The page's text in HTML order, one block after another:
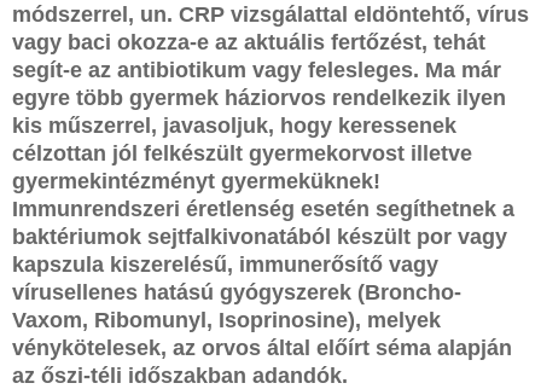
módszerrel, un. CRP vizsgálattal eldöntehtő, vírus
vagy baci okozza-e az aktuális fertőzést, tehát
segít-e az antibiotikum vagy felesleges. Ma már
egyre több gyermek háziorvos rendelkezik ilyen
kis műszerrel, javasoljuk, hogy keressenek
célzottan jól felkészült gyermekorvost illetve
gyermekintézményt gyermeküknek!
Immunrendszeri éretlenség esetén segíthetnek a
baktériumok sejtfalkivonatából készült por vagy
kapszula kiszerelésű, immunerősítő vagy
vírusellenes hatású gyógyszerek (Broncho-
Vaxom, Ribomunyl, Isoprinosine), melyek
vénykötelesek, az orvos által előírt séma alapján
az őszi-téli időszakban adandók.